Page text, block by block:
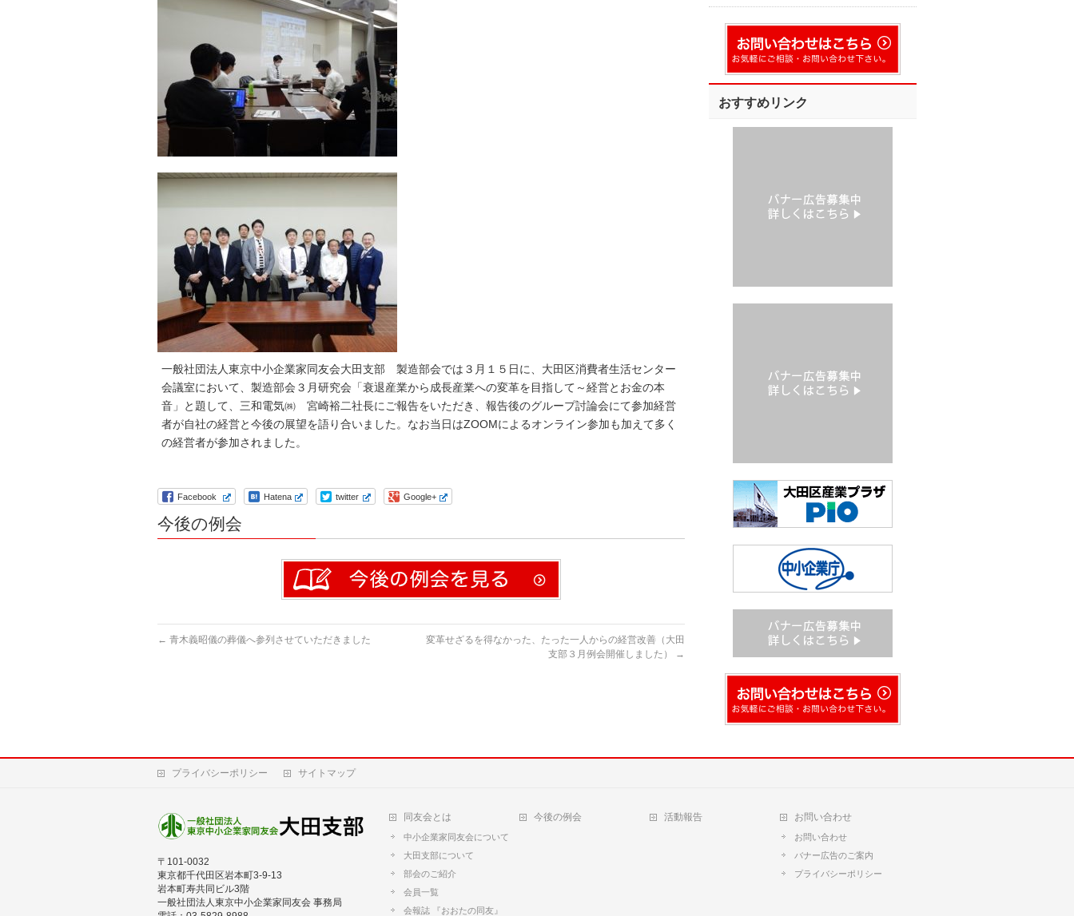
一般社団法人東京中小企業家同友会大田支部 製造部会では３月１５日に、大田区消費者生活センター
会議室において、製造部会３月研究会「衰退産業から成長産業への変革を目指して～経営とお金の本
音」と題して、三和電気㈱ 宮崎裕二社長にご報告をいただき、報告後のグループ討論会にて参加経営
者が自社の経営と今後の展望を語り合いました。なお当日はZOOMによるオンライン参加も加えて多く
の経営者が参加されました。
Facebook Hatena twitter Google+
今後の例会
← 青木義昭儀の葬儀へ参列させていただきました
変革せざるを得なかった、たった一人からの経営改善（大田
支部３月例会開催しました）
→
おすすめリンク
プライバシーポリシー サイトマップ
〒101-0032
東京都千代田区岩本町3-9-13
岩本町寿共同ビル3階
一般社団法人東京中小企業家同友会 事務局
同友会とは
中小企業家同友会について
大田支部について
部会のご紹介
会員一覧
会報誌 『おおたの同友』
今後の例会 活動報告 お問い合わせ
お問い合わせ
バナー広告のご案内
プライバシーポリシー